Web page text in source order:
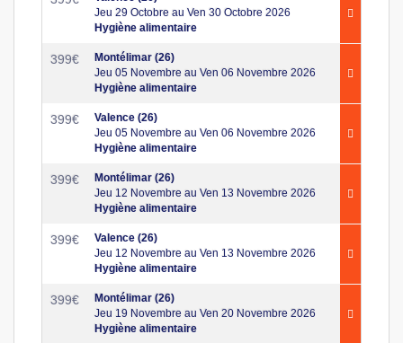
Jeu 29 Octobre au Ven 30 Octobre 2026
Hygiène alimentaire
399€
Montélimar (26)
Jeu 05 Novembre au Ven 06 Novembre 2026
Hygiène alimentaire
399€
Valence (26)
Jeu 05 Novembre au Ven 06 Novembre 2026
Hygiène alimentaire
399€
Montélimar (26)
Jeu 12 Novembre au Ven 13 Novembre 2026
Hygiène alimentaire
399€
Valence (26)
Jeu 12 Novembre au Ven 13 Novembre 2026
Hygiène alimentaire
399€
Montélimar (26)
Jeu 19 Novembre au Ven 20 Novembre 2026
Hygiène alimentaire